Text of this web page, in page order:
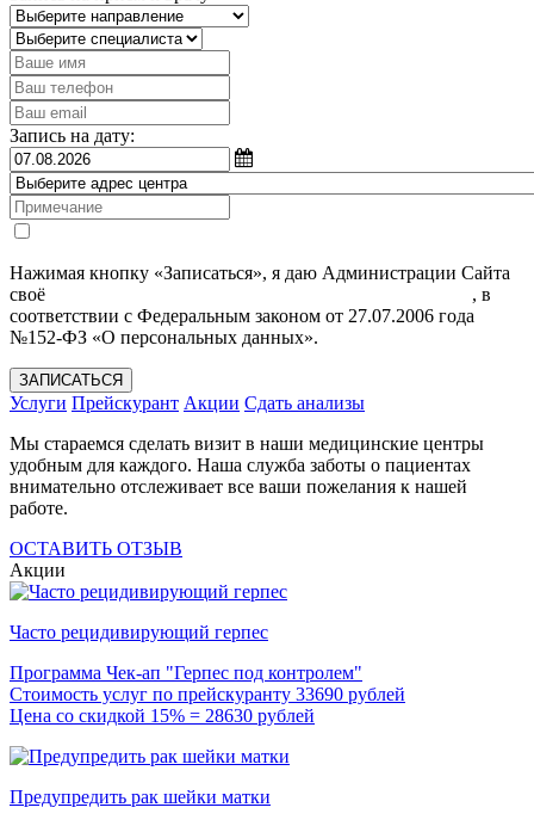
Запись на дату:
Нажимая кнопку «Записаться», я даю Администрации Сайта
своё
, в
соответствии с Федеральным законом от 27.07.2006 года
№152-ФЗ «О персональных данных».
ЗАПИСАТЬСЯ
Услуги Прейскурант Акции Сдать анализы
Мы стараемся сделать визит в наши медицинские центры
удобным для каждого. Наша служба заботы о пациентах
внимательно отслеживает все ваши пожелания к нашей
работе.
ОСТАВИТЬ ОТЗЫВ
Акции
Часто рецидивирующий герпес
Программа Чек-ап "Герпес под контролем"
Стоимость услуг по прейскуранту 33690 рублей
Цена со скидкой 15% = 28630 рублей
Предупредить рак шейки матки